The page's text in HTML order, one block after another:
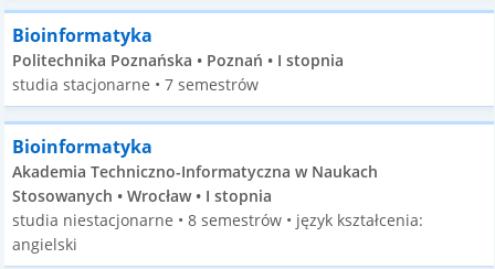
Bioinformatyka
Politechnika Poznańska • Poznań • I stopnia
studia stacjonarne • 7 semestrów
Bioinformatyka
Akademia Techniczno-Informatyczna w Naukach
Stosowanych • Wrocław • I stopnia
studia niestacjonarne • 8 semestrów • język kształcenia:
angielski